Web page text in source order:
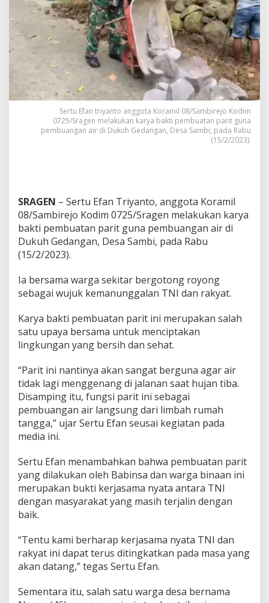
n
R
a
k
y
a
t
B
a
b
i
n
g
u
n
P
a
B
e
s
a
m
a
a
r
g
a
D
e
Sertu Efan triyanto anggota Koramil 08/Sambirejo Kodim
0725/Sragen melakukan karya bakti pembuatan parit guna
pembuangan air di Dukuh Gedangan, Desa Sambi, pada Rabu
(15/2/2023).
SRAGEN – Sertu Efan Triyanto, anggota Koramil
08/Sambirejo Kodim 0725/Sragen melakukan karya
bakti pembuatan parit guna pembuangan air di
Dukuh Gedangan, Desa Sambi, pada Rabu
(15/2/2023).
Ia bersama warga sekitar bergotong royong
sebagai wujuk kemanunggalan TNI dan rakyat.
Karya bakti pembuatan parit ini merupakan salah
satu upaya bersama untuk menciptakan
lingkungan yang bersih dan sehat.
“Parit ini nantinya akan sangat berguna agar air
tidak lagi menggenang di jalanan saat hujan tiba.
Disamping itu, fungsi parit ini sebagai
pembuangan air langsung dari limbah rumah
tangga,” ujar Sertu Efan seusai kegiatan pada
media ini.
Sertu Efan menambahkan bahwa pembuatan parit
yang dilakukan oleh Babinsa dan warga binaan ini
merupakan bukti kerjasama nyata antara TNI
dengan masyarakat yang masih terjalin dengan
baik.
“Tentu kami berharap kerjasama nyata TNI dan
rakyat ini dapat terus ditingkatkan pada masa yang
akan datang,” tegas Sertu Efan.
Sementara itu, salah satu warga desa bernama